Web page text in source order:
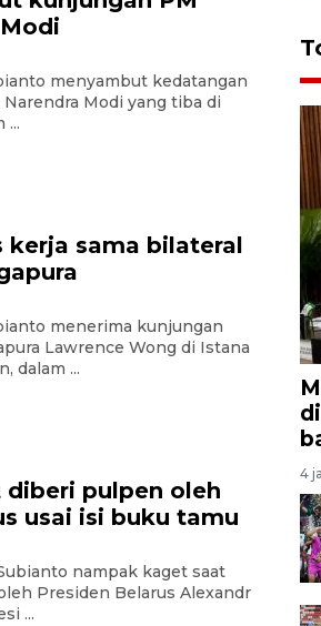
menyambut kedatangan
Modi yang tiba di
...
kerja sama bilateral
menerima kunjungan
Lawrence Wong di Istana
dalam ...
pulpen oleh
usai isi buku tamu
nampak kaget saat
Presiden Belarus Alexandr
...
4